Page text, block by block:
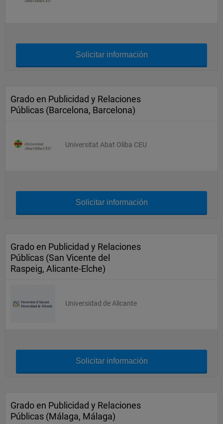
Solicitar información
Grado en Publicidad y Relaciones
Públicas (Barcelona, Barcelona)
Universitat Abat Oliba CEU
Solicitar información
Grado en Publicidad y Relaciones
Públicas (San Vicente del
Raspeig, Alicante-Elche)
Universidad de Alicante
Solicitar información
Grado en Publicidad y Relaciones
Públicas (Málaga, Málaga)